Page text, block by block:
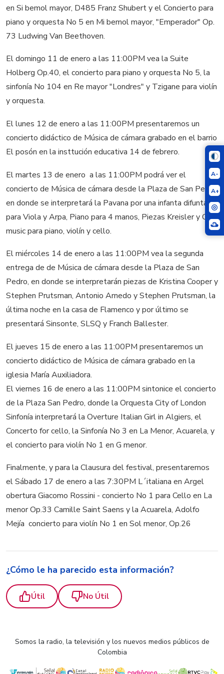
A-
A+
en Si bemol mayor, D485 Franz Shubert y el Concierto para
piano y orquesta No 5 en Mi bemol mayor, "Emperador" Op.
73 Ludwing Van Beethoven.
El domingo 11 de enero a las 11:00PM vea la Suite
Holberg Op.40, el concierto para piano y orquesta No 5, la
sinfonía No 104 en Re mayor "Londres" y Tzigane para violín
y orquesta.
El lunes 12 de enero a las 11:00PM presentaremos un
concierto didáctico de Música de cámara grabado en el barrio
El posón en la insttución educativa 14 de febrero.
El martes 13 de enero a las 11:00PM podrá ver el
concierto de Música de cámara desde la Plaza de San Pedro,
en donde se interpretará la Pavana por una infanta difunta
para Viola y Arpa, Piano para 4 manos, Piezas Kreisler y Café
music para piano, violín y cello.
El miércoles 14 de enero a las 11:00PM vea la segunda
entrega de de Música de cámara desde la Plaza de San
Pedro, en donde se interpretarán piezas de Kristina Cooper y
Stephen Prutsman, Antonio Arnedo y Stephen Prutsman, la
última noche en la casa de Flamenco y por último se
presentará Sinsonte, SLSQ y Franch Ballester.
El jueves 15 de enero a las 11:00PM presentaremos un
concierto didáctico de Música de cámara grabado en la
iglesia María Auxiliadora.
El viernes 16 de enero a las 11:00PM sintonice el concierto
de la Plaza San Pedro, donde la Orquesta City of London
Sinfonía interpretará la Overture Italian Girl in Algiers, el
Concerto for cello, la Sinfonía No 3 en La Menor, Acuarela, y
el concierto para violín No 1 en G menor.
Finalmente, y para la Clausura del festival, presentaremos
el Sábado 17 de enero a las 7:30PM L´italiana en Argel
obertura Giacomo Rossini - concierto No 1 para Cello en La
menor Op.33 Camille Saint Saens y la Acuarela, Adolfo
Mejía  concierto para violín No 1 en Sol menor, Op.26
¿Cómo le ha parecido esta información?
Útil No Útil
Somos la radio, la televisión y los nuevos medios públicos de
Colombia